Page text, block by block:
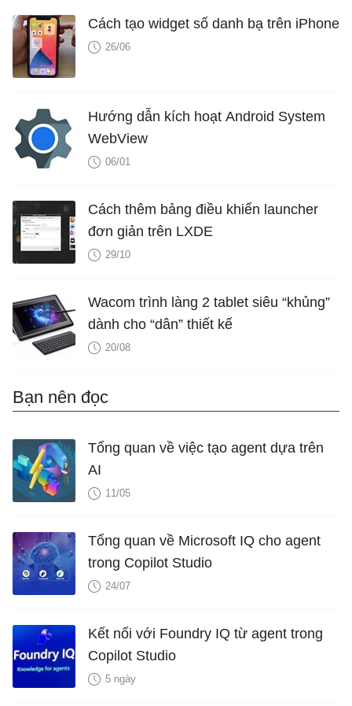
Cách tạo widget số danh bạ trên iPhone
26/06
Hướng dẫn kích hoạt Android System
WebView
06/01
Cách thêm bảng điều khiển launcher
đơn giản trên LXDE
29/10
Wacom trình làng 2 tablet siêu “khủng”
dành cho “dân” thiết kế
20/08
Bạn nên đọc
Tổng quan về việc tạo agent dựa trên
AI
11/05
Tổng quan về Microsoft IQ cho agent
trong Copilot Studio
24/07
Kết nối với Foundry IQ từ agent trong
Copilot Studio
5 ngày